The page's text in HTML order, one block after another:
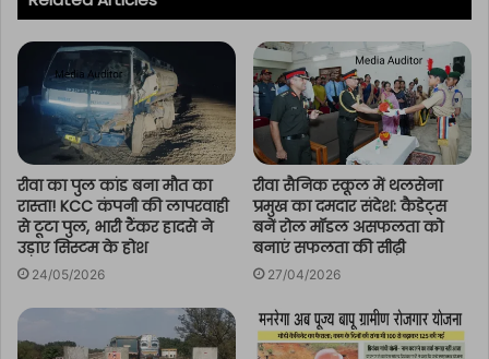
रीवा का पुल कांड बना मौत का
रास्ता! KCC कंपनी की लापरवाही
से टूटा पुल, भारी टैंकर हादसे ने
उड़ाए सिस्टम के होश
24/05/2026
रीवा सैनिक स्कूल में थलसेना
प्रमुख का दमदार संदेश: कैडेट्स
बनें रोल मॉडल असफलता को
बनाएं सफलता की सीढ़ी
27/04/2026